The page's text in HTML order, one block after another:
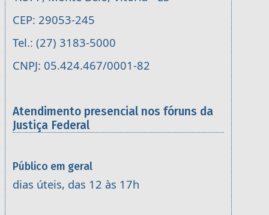
CEP: 29053-245
Tel.: (27) 3183-5000
CNPJ: 05.424.467/0001-82
Atendimento presencial nos fóruns da
Justiça Federal
Público em geral
dias úteis, das 12 às 17h